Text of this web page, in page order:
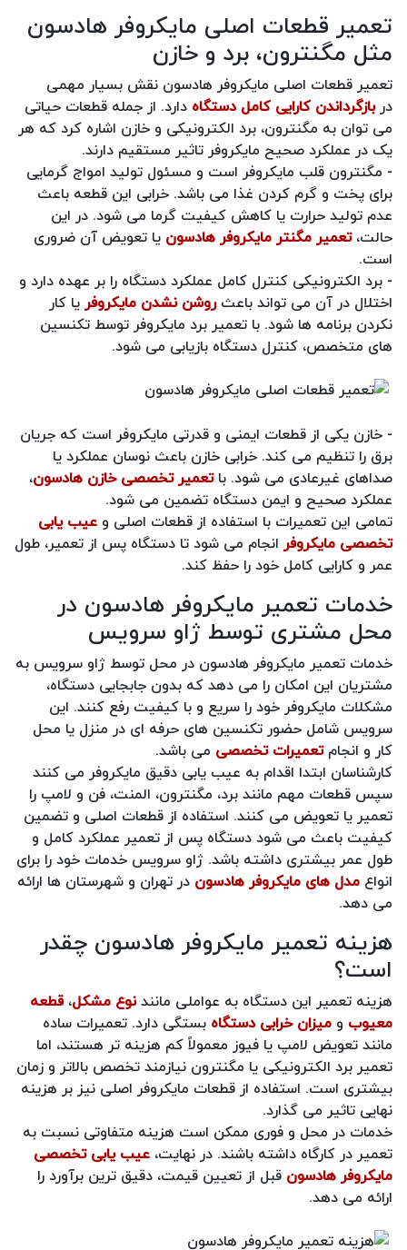
تعمیر قطعات اصلی مایکروفر هادسون
مثل مگنترون، برد و خازن
تعمیر قطعات اصلی مایکروفر هادسون نقش بسیار مهمی
دربازگرداندن کارایی کامل دستگاه دارد. از جمله قطعات حیاتی
می توان به مگنترون، برد الکترونیکی و خازن اشاره کرد که هر
یک در عملکرد صحیح مایکروفر تاثیر مستقیم دارند.
- مگنترون قلب مایکروفر است و مسئول تولید امواج گرمایی
برای پخت و گرم کردن غذا می باشد. خرابی این قطعه باعث
عدم تولید حرارت یا کاهش کیفیت گرما می شود. در این
حالت،تعمیر مگنتر مایکروفر هادسون یا تعویض آن ضروری
است.
- برد الکترونیکی کنترل کامل عملکرد دستگاه را بر عهده دارد و
اختلال در آن می تواند باعثروشن نشدن مایکروفریا کار
نکردن برنامه ها شود. با تعمیر برد مایکروفر توسط تکنسین
های متخصص، کنترل دستگاه بازیابی می شود.
- خازن یکی از قطعات ایمنی و قدرتی مایکروفر است که جریان
برق را تنظیم می کند. خرابی خازن باعث نوسان عملکرد یا
صداهای غیرعادی می شود. باتعمیر تخصصی خازن هادسون،
عملکرد صحیح و ایمن دستگاه تضمین می شود.
تمامی این تعمیرات با استفاده از قطعات اصلی و عیب یابی
تخصصی مایکروفر انجام می شود تا دستگاه پس از تعمیر، طول
عمر و کارایی کامل خود را حفظ کند.
خدمات تعمیر مایکروفر هادسون در
محل مشتری توسط ژاو سرویس
خدمات تعمیر مایکروفر هادسون در محل توسط ژاو سرویس به
مشتریان این امکان را می دهد که بدون جابجایی دستگاه،
مشکلات مایکروفر خود را سریع و با کیفیت رفع کنند. این
سرویس شامل حضور تکنسین های حرفه ای در منزل یا محل
کار و انجامتعمیرات تخصصی می باشد.
کارشناسان ابتدا اقدام به عیب یابی دقیق مایکروفر می کنند
سپس قطعات مهم مانند برد، مگنترون، المنت، فن و لامپ را
تعمیر یا تعویض می کنند. استفاده از قطعات اصلی و تضمین
کیفیت باعث می شود دستگاه پس از تعمیر عملکرد کامل و
طول عمر بیشتری داشته باشد. ژاو سرویس خدمات خود را برای
انواع مدل های مایکروفر هادسون در تهران و شهرستان ها ارائه
می دهد.
هزینه تعمیر مایکروفر هادسون چقدر
است؟
هزینه تعمیر این دستگاه به عواملی مانندنوع مشکل،قطعه
معیوب و میزان خرابی دستگاه بستگی دارد. تعمیرات ساده
مانند تعویض لامپ یا فیوز معمولاً کم هزینه تر هستند، اما
تعمیر برد الکترونیکی یا مگنترون نیازمند تخصص بالاتر و زمان
بیشتری است. استفاده از قطعات مایکروفر اصلی نیز بر هزینه
نهایی تاثیر می گذارد.
خدمات در محل و فوری ممکن است هزینه متفاوتی نسبت به
تعمیر در کارگاه داشته باشند. در نهایت، عیب یابی تخصصی
مایکروفر هادسون قبل از تعیین قیمت، دقیق ترین برآورد را
ارائه می دهد.